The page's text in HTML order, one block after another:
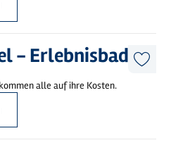
- Erlebnisbad
alle auf ihre Kosten.